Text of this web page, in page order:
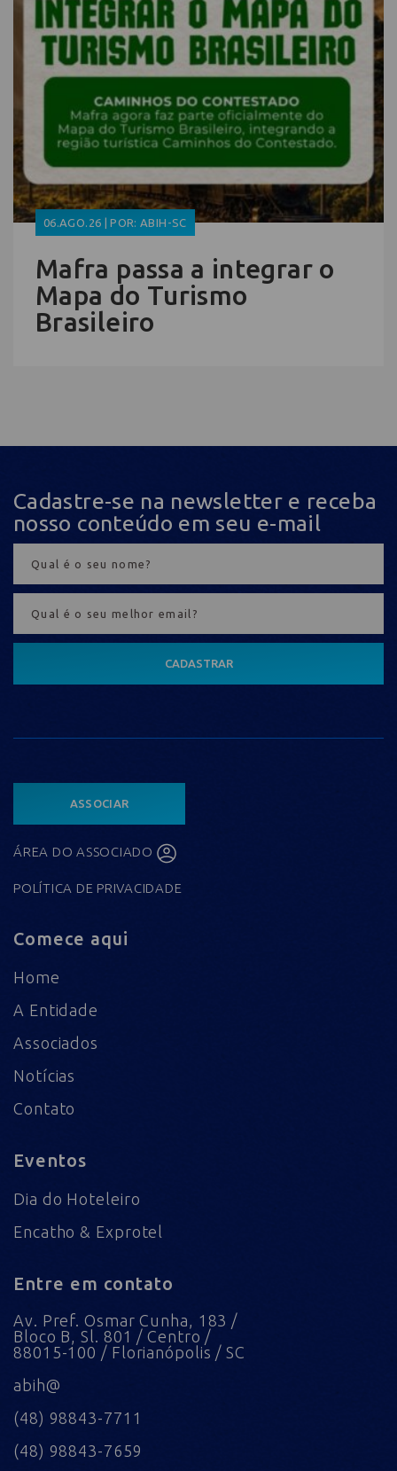
06.AGO.26 | POR: ABIH-SC
Mafra passa a integrar o
Mapa do Turismo
Brasileiro
Cadastre-se na newsletter e receba
nosso conteúdo em seu e-mail
CADASTRAR
ASSOCIAR
ÁREA DO ASSOCIADO
POLÍTICA DE PRIVACIDADE
Comece aqui
Home
A Entidade
Associados
Notícias
Contato
Eventos
Dia do Hoteleiro
Encatho & Exprotel
Entre em contato
Av. Pref. Osmar Cunha, 183 /
Bloco B, Sl. 801 / Centro /
88015-100 / Florianópolis / SC
abih@
(48) 98843-7711
(48) 98843-7659